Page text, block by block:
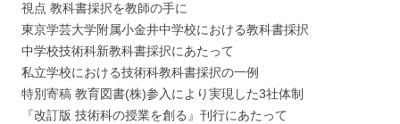
視点 教科書採択を教師の手に
東京学芸大学附属小金井中学校における教科書採択
中学校技術科新教科書採択にあたって
私立学校における技術科教科書採択の一例
特別寄稿 教育図書(株)参入により実現した3社体制
『改訂版 技術科の授業を創る』刊行にあたって